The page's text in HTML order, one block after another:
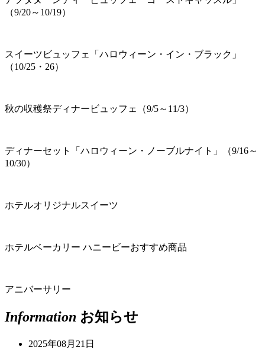
（9/20～10/19）
スイーツビュッフェ「ハロウィーン・イン・ブラック」
（10/25・26）
秋の収穫祭ディナービュッフェ（9/5～11/3）
ディナーセット「ハロウィーン・ノーブルナイト」（9/16～
10/30）
ホテルオリジナルスイーツ
ホテルベーカリー ハニービーおすすめ商品
アニバーサリー
Information お知らせ
2025年08月21日